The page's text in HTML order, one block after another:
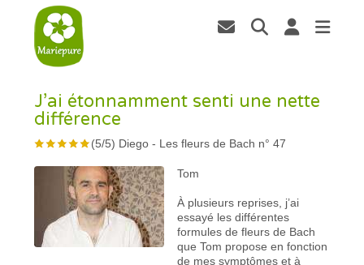
J’ai étonnamment senti une nette
différence
(5/5) Diego - Les fleurs de Bach n° 47
Tom
À plusieurs reprises, j’ai
essayé les différentes
formules de fleurs de Bach
que Tom propose en fonction
de mes symptômes et à